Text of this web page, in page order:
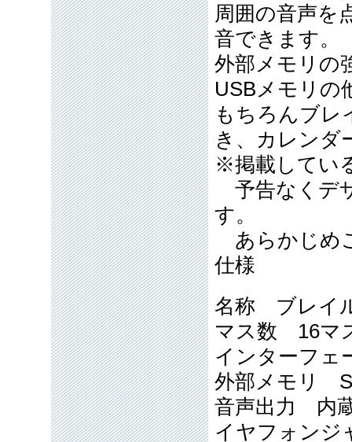
周囲の音声を
音できます。
外部メモリの
USBメモリの
もちろんブレ
き、カレンダ
※掲載してい
予告なくデ
す。
あらかじめ
仕様
名称 ブレイ
マス数 16マ
インターフェ
外部メモリ
音声出力 内
イヤフォンジ